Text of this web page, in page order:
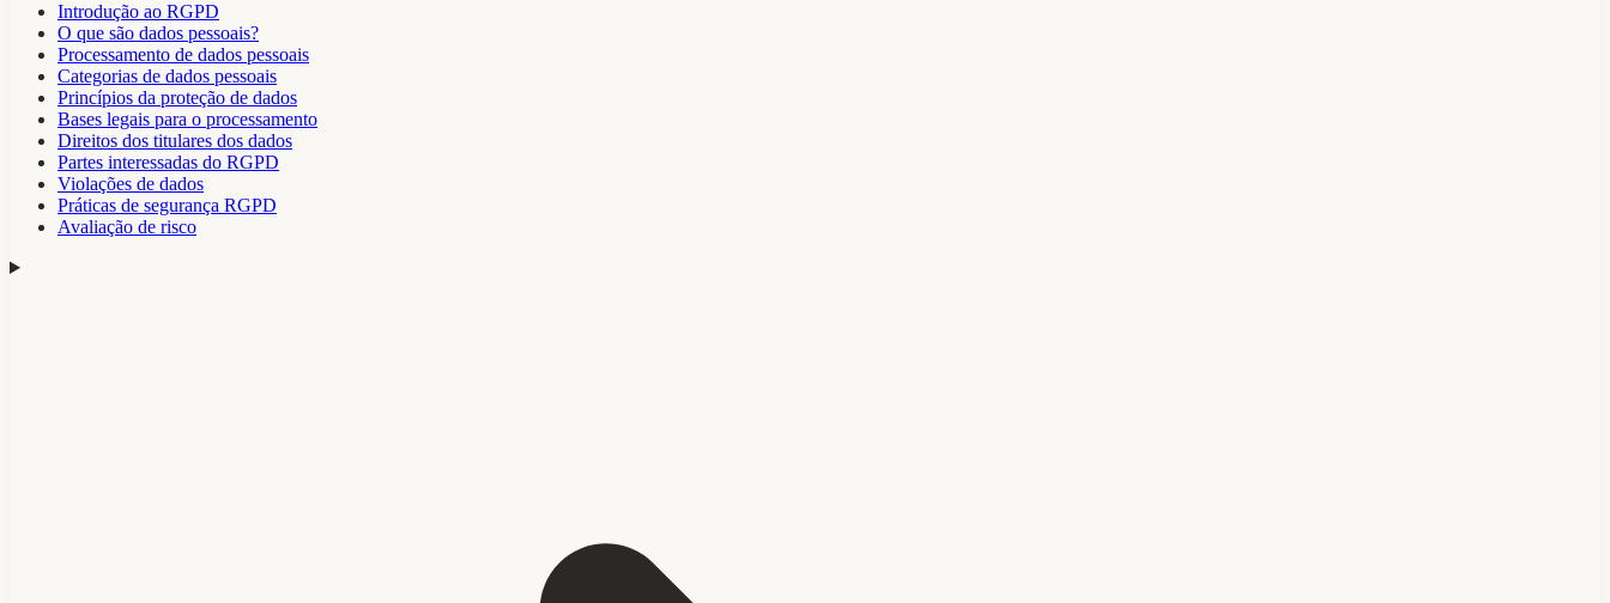
Introdução ao RGPD
O que são dados pessoais?
Processamento de dados pessoais
Categorias de dados pessoais
Princípios da proteção de dados
Bases legais para o processamento
Direitos dos titulares dos dados
Partes interessadas do RGPD
Violações de dados
Práticas de segurança RGPD
Avaliação de risco